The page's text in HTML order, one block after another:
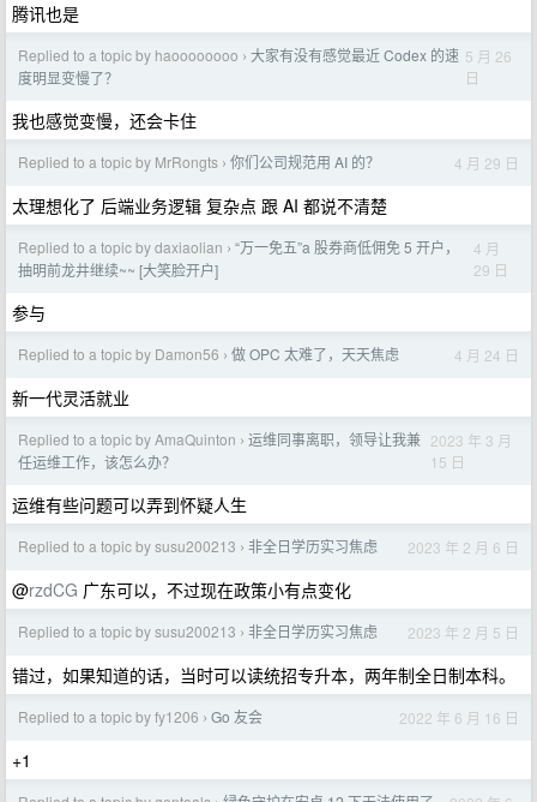
腾讯也是
Replied to a topic by haoooooooo › 大家有没有感觉最近 Codex 的速
度明显变慢了？
5 月 26
日
我也感觉变慢，还会卡住
Replied to a topic by MrRongts › 你们公司规范用 AI 的？ 4 月 29 日
太理想化了 后端业务逻辑 复杂点 跟 AI 都说不清楚
Replied to a topic by daxiaolian › “万一免五”a 股券商低佣免 5 开户，
抽明前龙井继续~~ [大笑脸开户]
4 月
29 日
参与
Replied to a topic by Damon56 › 做 OPC 太难了，天天焦虑 4 月 24 日
新一代灵活就业
Replied to a topic by AmaQuinton › 运维同事离职，领导让我兼
任运维工作，该怎么办？
2023 年 3 月
15 日
运维有些问题可以弄到怀疑人生
Replied to a topic by susu200213 › 非全日学历实习焦虑 2023 年 2 月 6 日
@rzdCG 广东可以，不过现在政策小有点变化
Replied to a topic by susu200213 › 非全日学历实习焦虑 2023 年 2 月 5 日
错过，如果知道的话，当时可以读统招专升本，两年制全日制本科。
Replied to a topic by fy1206 › Go 友会 2022 年 6 月 16 日
+1